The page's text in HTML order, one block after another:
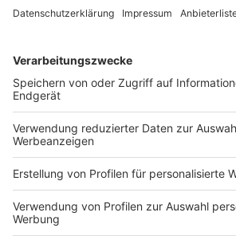
Fachstelle. "Vielfach handelt es sich
arbeiten und pendeln – oder eine
Wochenendbeziehung über die
pflegen wollen." Dies trifft nun in
auf die Niederlande und Spanien zu.
beiden Tagen vor deren Hochstufung
1400 Rückmeldungen erhalten", so
wollten viele Reisende schnell zurück
zehntägige Quarantäne umgehen."
Anzeige